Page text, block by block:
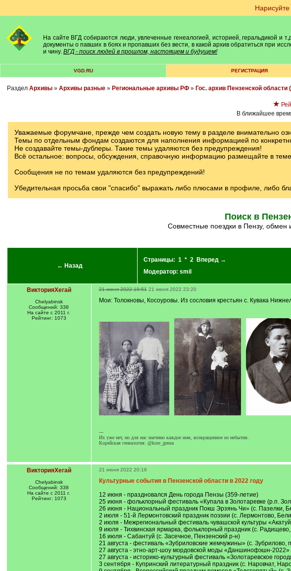
На сайте ВГД собираются люди, увлеченные генеалогией, историей, геральдикой и
документы о павших в боях и пропавших без вести, в какой архив обратиться при
и чину. ВГД - поиск людей в прошлом, настоящем и будущем!
VGD.RU РЕГИСТРАЦИЯ
Раздел Архивы» Архивы разные» Региональные архивы РФ» Гос. архив Пензенской области
★
В ближайшее
Уважаемые форумчане, прежде чем создать новую тему в разделе внимательно
Темы по отдельным фондам создаются для наполнения информацией по
Не создавайте темы-дублеры. Такие темы удаляются без предупреждения!
Всё остальное: вопросы, обсуждения, справочную информацию размещайте в
Сообщения не по темам удаляются без предупреждений!
Убедительная просьба свои "спасибо" выражать либо плюсами в профиле, либо
Поиск в
Совместные поездки в Пензу,
← Назад
Страницы: 1 * 2
Вперед →
Модератор: smil
ВикторияХегай
Chelyabinsk
Сообщений: 338
На сайте с 2011 г.
Рейтинг: 1073
21 июня 2022 19:51 21 июня 2022 23:20
Мои: Толокновы, Косоуровы. Из сословия крестьян с. Кувака
---
Их уже нет, но для нас значимо каждое имя, возвращенное из небытия.
Корейская генеалогия: @kore_genea
ВикторияХегай
Chelyabinsk
Сообщений: 338
На сайте с 2011 г.
Рейтинг: 1073
21 июня 2022 20:16
Культурные события в Пензенской области в 2022 году
12 июня - праздновался День города Пензы (359-летие)
25 июня - фольклорный фестиваль «Купала в Золотаревке (р.п.
26 июня - Национальный праздник Покш Эрзянь Чи» (с. Пазелки,
2 июля - 51-й Лермонтовский праздник поэзии (с. Лермонтово,
2 июля - Межрегиональный фестиваль чувашской культуры
9 июля - Тихвинская ярмарка, фольклорный праздник (с.
16 июля - Сабантуй (с. Засечное, Пензенский р-н)
21 августа - фестиваль «Зубриловские жемчужины» (с. Зубрилово,
27 августа - этно-арт-шоу мордовской моды «Даншинофэшн-
27 августа - историко-культурный фестиваль «Золотаревское
3 сентября - Купринский литературный праздник (с. Наровчат,